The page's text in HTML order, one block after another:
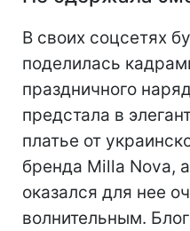
В своих соцсетях
поделилась
праздничного
предстала в
платье от
бренда Milla Nova,
оказался для нее
волнительным.